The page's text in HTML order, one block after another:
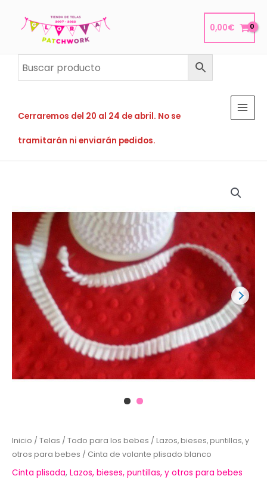
0,00€
Cerraremos del 20 al 24 de abril. No se
tramitarán ni enviarán pedidos.
Inicio / Telas / Todo para los bebes / Lazos, bieses, puntillas, y
otros para bebes / Cinta de volante plisado blanco
Cinta plisada, Lazos, bieses, puntillas, y otros para bebes